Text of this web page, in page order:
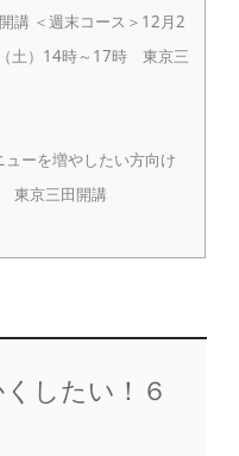
講 ＜週末コース＞12月2
土）14時～17時 東京三
ーを増やしたい方向け
東京三田開講
したい！６